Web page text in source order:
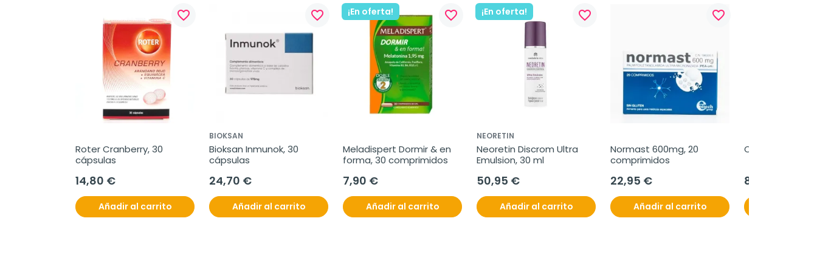
favorite_border
Roter Cranberry, 30
cápsulas
14,80 €
Añadir al carrito
favorite_border
BIOKSAN
Bioksan Inmunok, 30
cápsulas
24,70 €
Añadir al carrito
¡En oferta! favorite_border
Meladispert Dormir & en
forma, 30 comprimidos
7,90 €
Añadir al carrito
¡En oferta! favorite_border
NEORETIN
Neoretin Discrom Ultra
Emulsion, 30 ml
50,95 €
Añadir al carrito
favorite_border
Normast 600mg, 20
comprimidos
22,95 €
Añadir al carrito
Oniria, 30
8,50 €